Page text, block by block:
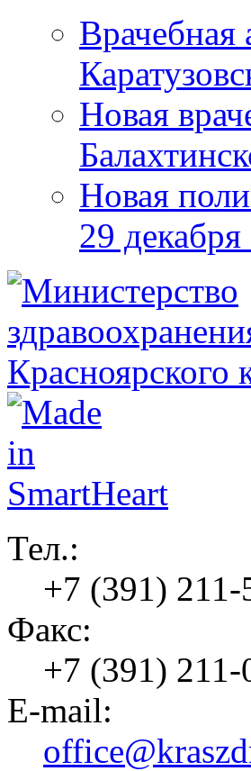
Врачебная
Новая
Новая
29
Тел.:
+7 (391) 211-
Факс:
+7 (391) 211-
E-mail: